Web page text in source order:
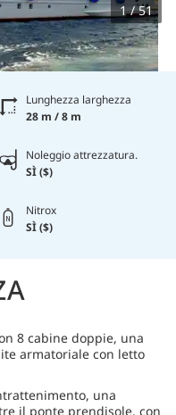
1 / 51
Lunghezza larghezza
28 m / 8 m
Noleggio attrezzatura.
SÌ ($)
Nitrox
SÌ ($)
8 cabine doppie, una
armatoriale con letto
una
il ponte prendisole, con